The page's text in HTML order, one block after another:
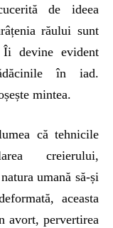
de ideea
răului sunt
Îi devine evident
în iad.
mintea.
că tehnicile
creierului,
umană să-și
aceasta
avort, pervertirea